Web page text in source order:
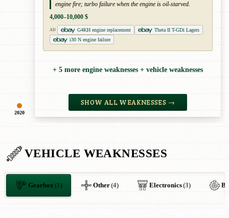
2020
engine fire; turbo failure when the engine is oil-starved.
4,000–10,000 $
AD G4KH engine replacement
Theta II T-GDi Lagers
i30 N engine failure
+ 5 more engine weaknesses + vehicle weaknesses
SHOW ALL WEAKNESSES →
VEHICLE WEAKNESSES
Gearbox (1) Other(4) Electronics(3)